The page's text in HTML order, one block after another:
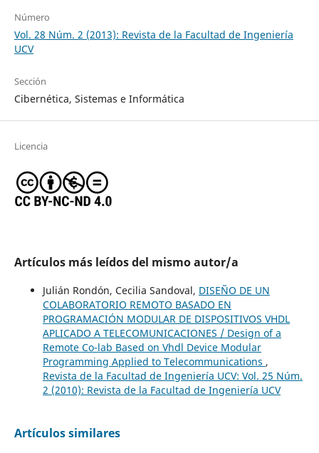
Número
Vol. 28 Núm. 2 (2013): Revista de la Facultad de Ingeniería
UCV
Sección
Cibernética, Sistemas e Informática
Licencia
Artículos más leídos del mismo autor/a
Julián Rondón, Cecilia Sandoval, DISEÑO DE UN
COLABORATORIO REMOTO BASADO EN
PROGRAMACIÓN MODULAR DE DISPOSITIVOS VHDL
APLICADO A TELECOMUNICACIONES / Design of a
Remote Co-lab Based on Vhdl Device Modular
Programming Applied to Telecommunications ,
Revista de la Facultad de Ingeniería UCV: Vol. 25 Núm.
2 (2010): Revista de la Facultad de Ingeniería UCV
Artículos similares